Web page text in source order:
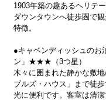
1903年築の趣あるヘリテ
ダウンタウンへ徒歩圏で
特徴。
●キャベンディッシュのお
ン」★★★（3つ星）
木々に囲まれた静かな敷
ブルズ・ハウス」まで徒
光に便利です。客室は清